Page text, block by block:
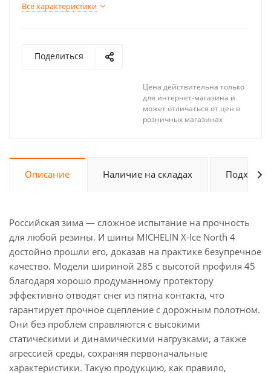
Все характеристики
Поделиться
Цена действительна только
для интернет-магазина и
может отличаться от цен в
розничных магазинах
Описание Наличие на складах Подходит
Российская зима — сложное испытание на прочность
для любой резины. И шины MICHELIN X-Ice North 4
достойно прошли его, доказав на практике безупречное
качество. Модели шириной 285 с высотой профиля 45
благодаря хорошо продуманному протектору
эффективно отводят снег из пятна контакта, что
гарантирует прочное сцепление с дорожным полотном.
Они без проблем справляются с высокими
статическими и динамическими нагрузками, а также
агрессией среды, сохраняя первоначальные
характеристики. Такую продукцию, как правило,